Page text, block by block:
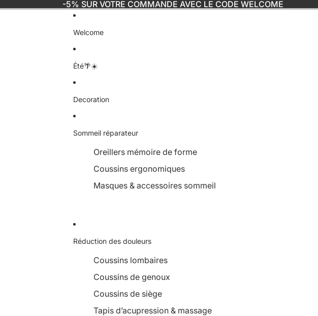
-5% SUR VOTRE COMMANDE AVEC LE CODE WELCOME
Welcome
Été🌴☀️
Decoration
Sommeil réparateur
Oreillers mémoire de forme
Coussins ergonomiques
Masques & accessoires sommeil
Réduction des douleurs
Coussins lombaires
Coussins de genoux
Coussins de siège
Tapis d’acupression & massage